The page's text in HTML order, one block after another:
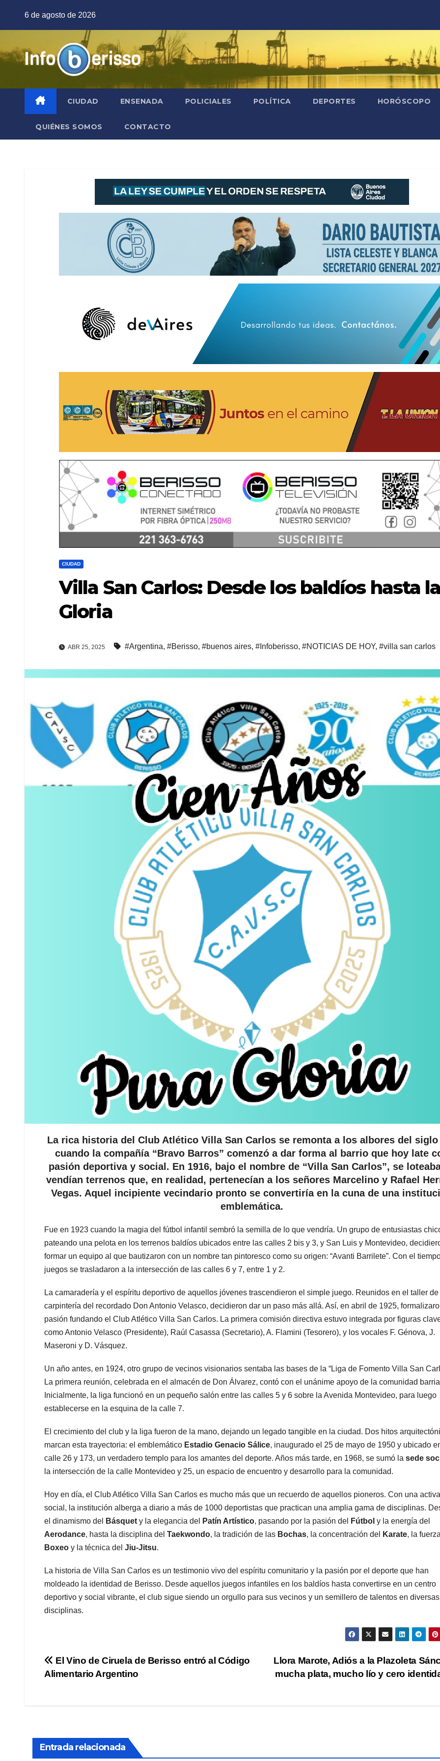
6 de agosto de 2026
CIUDAD ENSENADA POLICIALES POLÍTICA DEPORTES HORÓSCOPO
QUIÉNES SOMOS CONTACTO
CIUDAD
Villa San Carlos: Desde los baldíos hasta
Gloria
ABR 25, 2025 #Argentina, #Berisso, #buenos aires, #Infoberisso, #NOTICIAS DE HOY, #villa san carlos
La rica historia del Club Atlético Villa San Carlos se remonta a los albores del siglo
cuando la compañía “Bravo Barros” comenzó a dar forma al barrio que hoy late
pasión deportiva y social. En 1916, bajo el nombre de “Villa San Carlos”, se
vendían terrenos que, en realidad, pertenecían a los señores Marcelino y Rafael
Vegas. Aquel incipiente vecindario pronto se convertiría en la cuna de una
emblemática.
Fue en 1923 cuando la magia del fútbol infantil sembró la semilla de lo que vendría. Un grupo de entusiastas
pateando una pelota en los terrenos baldíos ubicados entre las calles 2 bis y 3, y San Luis y Montevideo,
formar un equipo al que bautizaron con un nombre tan pintoresco como su origen: “Avanti Barrilete”. Con el
juegos se trasladaron a la intersección de las calles 6 y 7, entre 1 y 2.
La camaradería y el espíritu deportivo de aquellos jóvenes trascendieron el simple juego. Reunidos en el taller de
carpintería del recordado Don Antonio Velasco, decidieron dar un paso más allá. Así, en abril de 1925,
pasión fundando el Club Atlético Villa San Carlos. La primera comisión directiva estuvo integrada por figuras
como Antonio Velasco (Presidente), Raúl Casassa (Secretario), A. Flamini (Tesorero), y los vocales F. Génova, J.
Maseroni y D. Vásquez.
Un año antes, en 1924, otro grupo de vecinos visionarios sentaba las bases de la “Liga de Fomento Villa San
La primera reunión, celebrada en el almacén de Don Álvarez, contó con el unánime apoyo de la comunidad
Inicialmente, la liga funcionó en un pequeño salón entre las calles 5 y 6 sobre la Avenida Montevideo, para luego
establecerse en la esquina de la calle 7.
El crecimiento del club y la liga fueron de la mano, dejando un legado tangible en la ciudad. Dos hitos
marcan esta trayectoria: el emblemático Estadio Genacio Sálice, inaugurado el 25 de mayo de 1950 y ubicado
calle 26 y 173, un verdadero templo para los amantes del deporte. Años más tarde, en 1968, se sumó la sede
la intersección de la calle Montevideo y 25, un espacio de encuentro y desarrollo para la comunidad.
Hoy en día, el Club Atlético Villa San Carlos es mucho más que un recuerdo de aquellos pioneros. Con una
social, la institución alberga a diario a más de 1000 deportistas que practican una amplia gama de disciplinas.
el dinamismo del
Básquety la elegancia del Patín Artístico, pasando por la pasión del Fútbol y la energía del
Aerodance, hasta la disciplina del Taekwondo, la tradición de las Bochas, la concentración del Karate, la
Boxeo y la técnica del Jiu-Jitsu.
La historia de Villa San Carlos es un testimonio vivo del espíritu comunitario y la pasión por el deporte que han
moldeado la identidad de Berisso. Desde aquellos juegos infantiles en los baldíos hasta convertirse en un centro
deportivo y social vibrante, el club sigue siendo un orgullo para sus vecinos y un semillero de talentos en diversas
disciplinas.
Navegación
Llora Marote, Adiós a la Plazoleta
mucha plata, mucho lío y cero
El Vino de Ciruela de Berisso entró al Código
Alimentario Argentino
Entrada relacionada